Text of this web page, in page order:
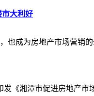
市大利好
也成为房地产市场营销的
《湘潭市促进房地产市